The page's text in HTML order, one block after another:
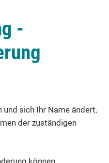
-
und sich Ihr Name ändert,
der zuständigen